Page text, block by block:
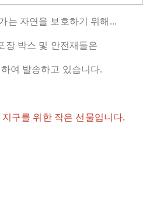
는 자연을 보호하기 위해...
장 박스 및 안전재들은
여 발송하고 있습니다.
지구를 위한 작은 선물입니다.